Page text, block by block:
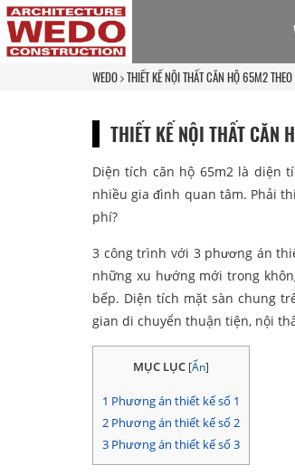
WEDO THIẾT KẾ NỘI THẤT CĂN HỘ 65M2
THIẾT KẾ NỘI THẤT CĂN
Diện tích căn hộ 65m2 là diện
nhiều gia đình quan tâm. Phải
phí?
3 công trình với 3 phương án
những xu hướng mới trong
bếp. Diện tích mặt sàn chung
gian di chuyển thuận tiện, nội
MỤC LỤC [Ẩn]
1 Phương án thiết kế số 1
2 Phương án thiết kế số 2
3 Phương án thiết kế số 3